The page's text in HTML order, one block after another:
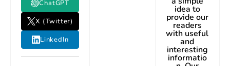
ChatGPT
X (Twitter)
LinkedIn
idea to
provide our
readers
with useful
and
interesting
informatio